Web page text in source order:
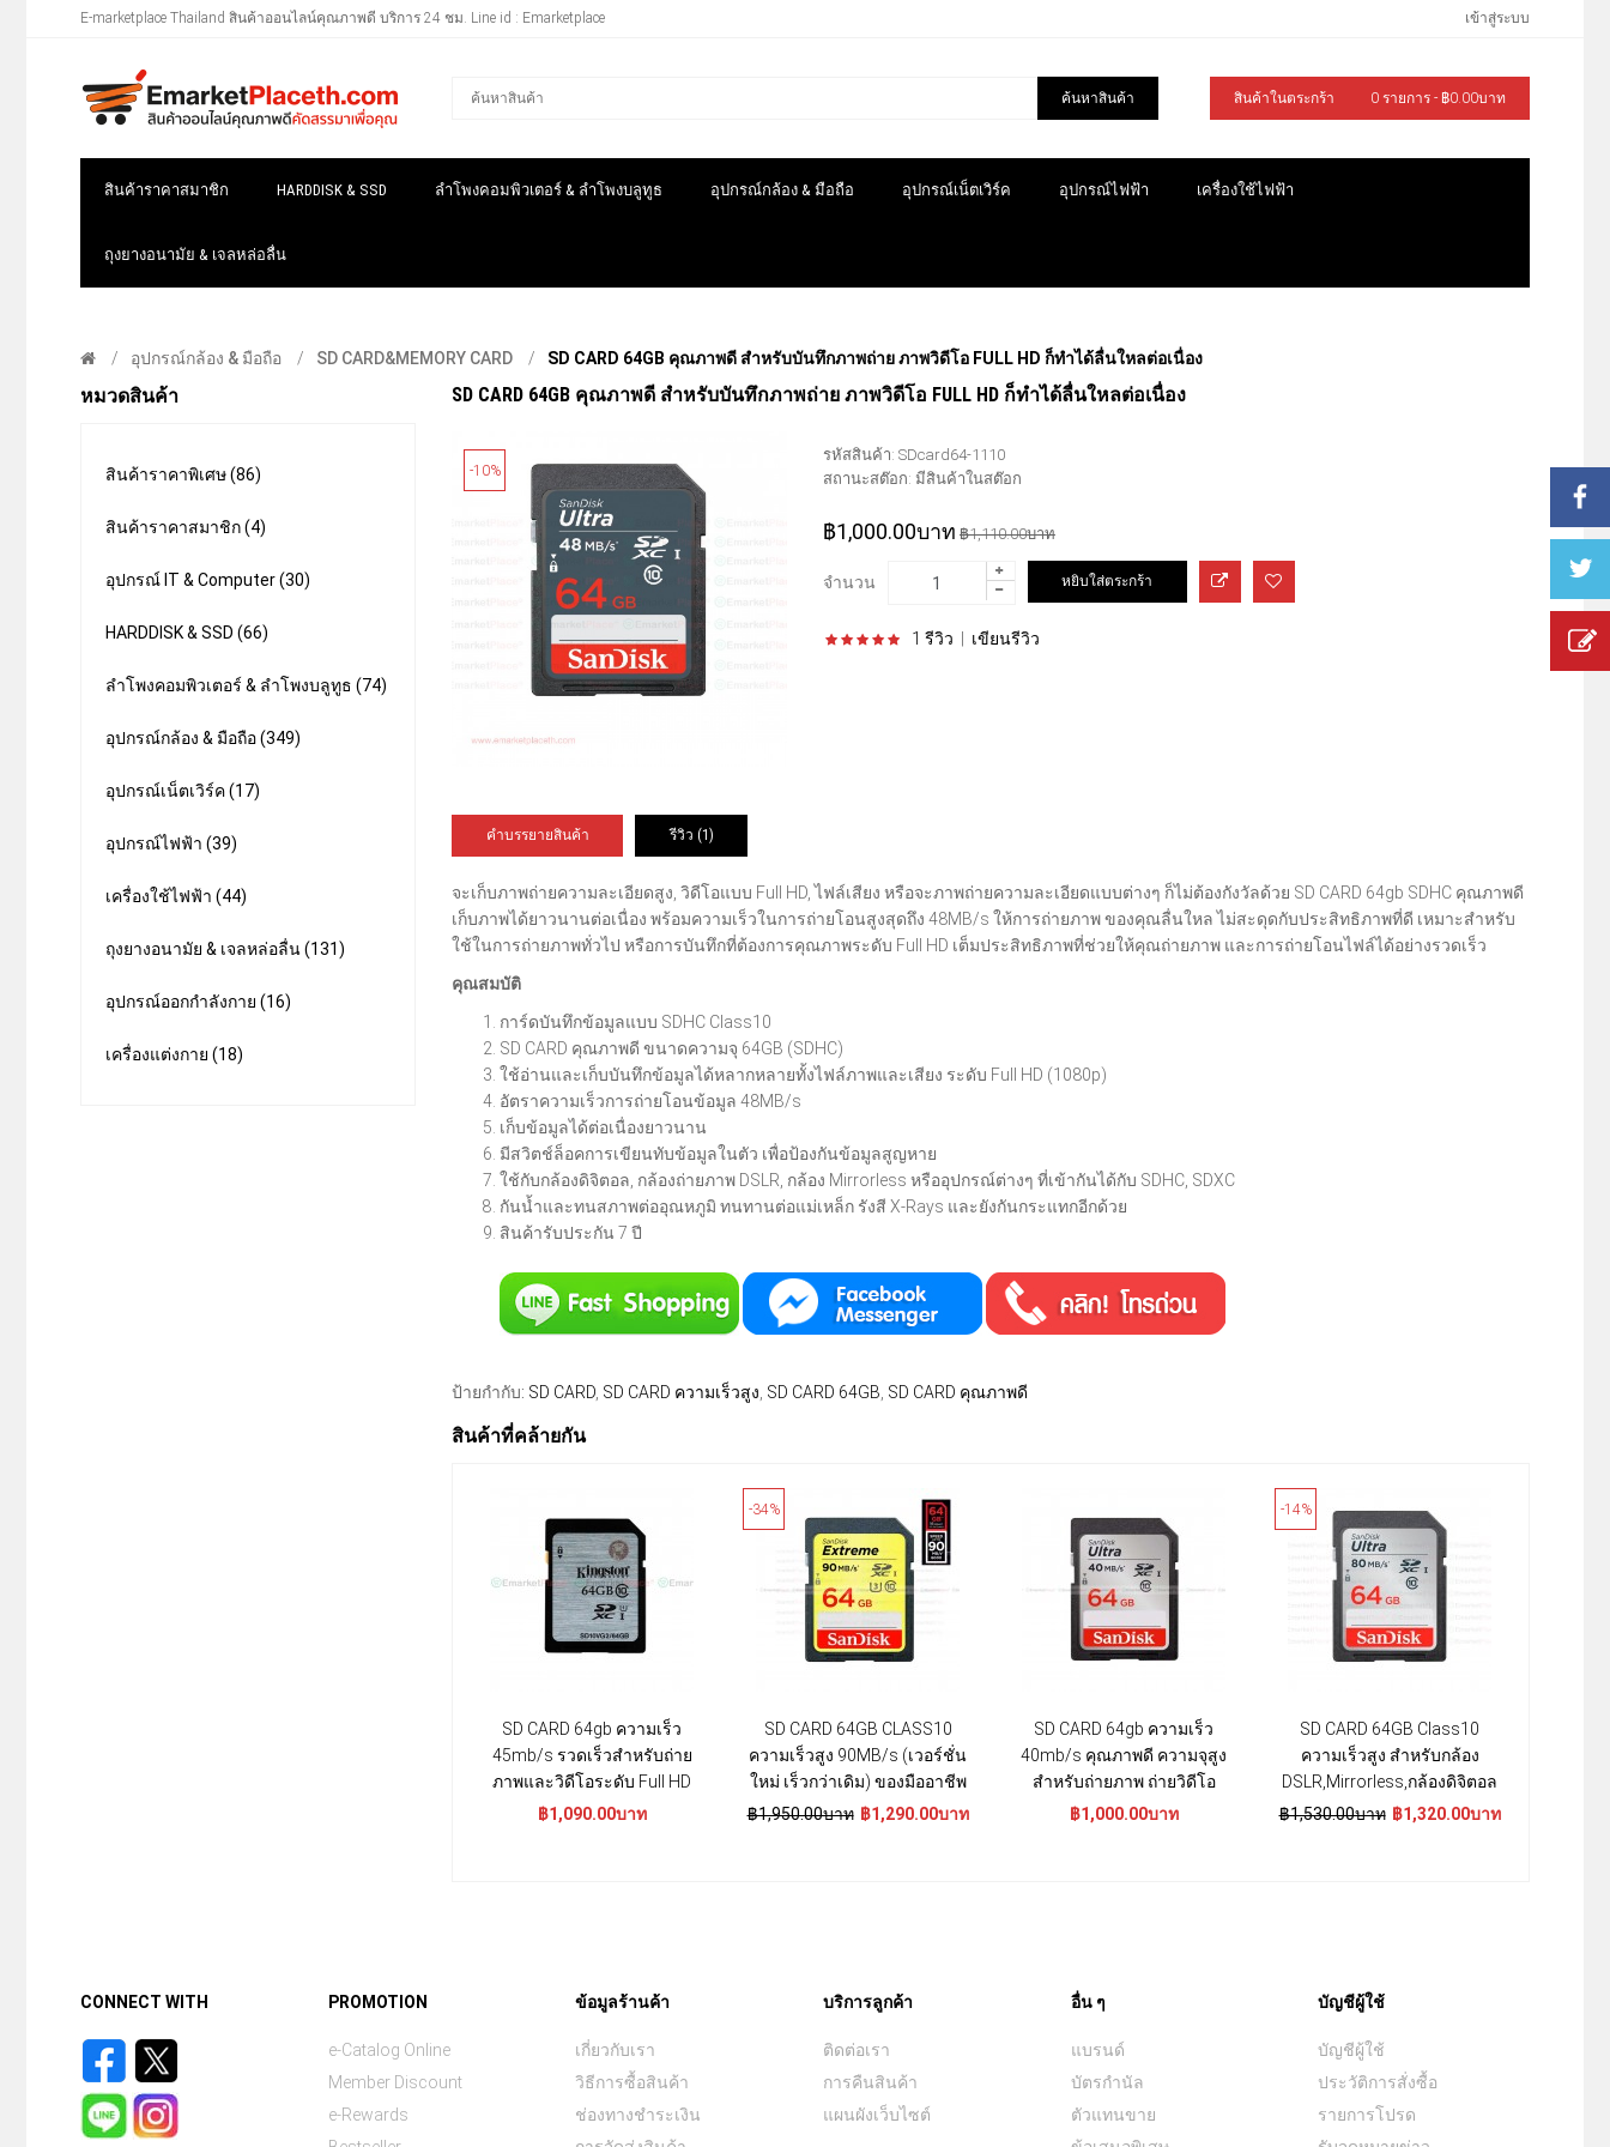
E-marketplace Thailand สินค้าออนไลน์คุณภาพดี บริการ 24 ชม. Line id : Emarketplace เข้าสู่ระบบ
ค้นหาสินค้า สินค้าในตระกร้า 0 รายการ - ฿0.00บาท
สินค้าราคาสมาชิก HARDDISK & SSD ลำโพงคอมพิวเตอร์ & ลำโพงบลูทูธ อุปกรณ์กล้อง & มือถือ อุปกรณ์เน็ตเวิร์ค อุปกรณ์ไฟฟ้า เครื่องใช้ไฟฟ้า
ถุงยางอนามัย & เจลหล่อลื่น
อุปกรณ์กล้อง & มือถือ SD CARD&MEMORY CARD SD CARD 64GB คุณภาพดี สำหรับบันทึกภาพถ่าย ภาพวิดีโอ FULL HD ก็ทำได้ลื่นใหลต่อเนื่อง
หมวดสินค้า
สินค้าราคาพิเศษ (86)
สินค้าราคาสมาชิก (4)
อุปกรณ์ IT & Computer (30)
HARDDISK & SSD (66)
ลำโพงคอมพิวเตอร์ & ลำโพงบลูทูธ (74)
อุปกรณ์กล้อง & มือถือ (349)
อุปกรณ์เน็ตเวิร์ค (17)
อุปกรณ์ไฟฟ้า (39)
เครื่องใช้ไฟฟ้า (44)
ถุงยางอนามัย & เจลหล่อลื่น (131)
อุปกรณ์ออกกำลังกาย (16)
เครื่องแต่งกาย (18)
SD CARD 64GB คุณภาพดี สำหรับบันทึกภาพถ่าย ภาพวิดีโอ FULL HD ก็ทำได้ลื่นใหลต่อเนื่อง
-10%
รหัสสินค้า: SDcard64-1110
สถานะสต๊อก: มีสินค้าในสต๊อก
฿1,000.00บาท ฿1,110.00บาท
จำนวน
1 รีวิว เขียนรีวิว
คำบรรยายสินค้า รีวิว (1)
จะเก็บภาพถ่ายความละเอียดสูง, วิดีโอแบบ Full HD, ไฟล์เสียง หรือจะภาพถ่ายความละเอียดแบบต่างๆ ก็ไม่ต้องกังวัลด้วย SD CARD 64gb SDHC คุณภาพดี
เก็บภาพได้ยาวนานต่อเนื่อง พร้อมความเร็วในการถ่ายโอนสูงสุดถึง 48MB/s ให้การถ่ายภาพ ของคุณลื่นใหล ไม่สะดุดกับประสิทธิภาพที่ดี เหมาะสำหรับ
ใช้ในการถ่ายภาพทั่วไป หรือการบันทึกที่ต้องการคุณภาพระดับ Full HD เต็มประสิทธิภาพที่ช่วยให้คุณถ่ายภาพ และการถ่ายโอนไฟล์ได้อย่างรวดเร็ว
คุณสมบัติ
การ์ดบันทึกข้อมูลแบบ SDHC Class10
SD CARD คุณภาพดี ขนาดความจุ 64GB (SDHC)
ใช้อ่านและเก็บบันทึกข้อมูลได้หลากหลายทั้งไฟล์ภาพและเสียง ระดับ Full HD (1080p)
อัตราความเร็วการถ่ายโอนข้อมูล 48MB/s
เก็บข้อมูลได้ต่อเนื่องยาวนาน
มีสวิตช์ล็อคการเขียนทับข้อมูลในตัว เพื่อป้องกันข้อมูลสูญหาย
ใช้กับกล้องดิจิตอล, กล้องถ่ายภาพ DSLR, กล้อง Mirrorless หรืออุปกรณ์ต่างๆ ที่เข้ากันได้กับ SDHC, SDXC
กันน้ำและทนสภาพต่ออุณหภูมิ ทนทานต่อแม่เหล็ก รังสี X-Rays และยังกันกระแทกอีกด้วย
สินค้ารับประกัน 7 ปี
ป้ายกำกับ: SD CARD SD CARD ความเร็วสูง SD CARD 64GB SD CARD คุณภาพดี
สินค้าที่คล้ายกัน
SD CARD 64gb ความเร็ว
45mb/s รวดเร็วสำหรับถ่าย
ภาพและวิดีโอระดับ Full HD
฿1,090.00บาท
-34%
SD CARD 64GB CLASS10
ความเร็วสูง 90MB/s (เวอร์ชั่น
ใหม่ เร็วกว่าเดิม) ของมืออาชีพ
฿1,950.00บาท ฿1,290.00บาท
SD CARD 64gb ความเร็ว
40mb/s คุณภาพดี ความจุสูง
สำหรับถ่ายภาพ ถ่ายวิดีโอ
฿1,000.00บาท
-14%
SD CARD 64GB Class10
ความเร็วสูง สำหรับกล้อง
DSLR,Mirrorless,กล้องดิจิตอล
฿1,530.00บาท ฿1,320.00บาท
CONNECT WITH PROMOTION
e-Catalog Online
Member Discount
e-Rewards
ข้อมูลร้านค้า
เกี่ยวกับเรา
วิธีการซื้อสินค้า
ช่องทางชำระเงิน
บริการลูกค้า
ติดต่อเรา
การคืนสินค้า
แผนผังเว็บไซต์
อื่น ๆ
แบรนด์
บัตรกำนัล
ตัวแทนขาย
บัญชีผู้ใช้
บัญชีผู้ใช้
ประวัติการสั่งซื้อ
รายการโปรด